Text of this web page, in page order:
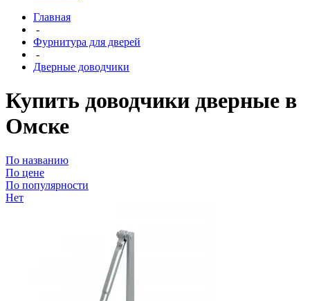
Главная
-
Фурнитура для дверей
-
Дверные доводчики
Купить доводчики дверные в
Омске
По названию
По цене
По популярности
Нет